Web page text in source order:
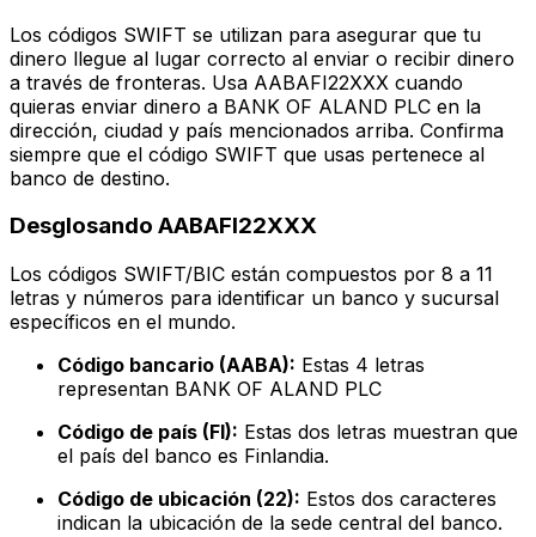
Los códigos SWIFT se utilizan para asegurar que tu
dinero llegue al lugar correcto al enviar o recibir dinero
a través de fronteras. Usa AABAFI22XXX cuando
quieras enviar dinero a BANK OF ALAND PLC en la
dirección, ciudad y país mencionados arriba. Confirma
siempre que el código SWIFT que usas pertenece al
banco de destino.
Desglosando AABAFI22XXX
Los códigos SWIFT/BIC están compuestos por 8 a 11
letras y números para identificar un banco y sucursal
específicos en el mundo.
Código bancario (AABA): Estas 4 letras
representan BANK OF ALAND PLC
Código de país (FI): Estas dos letras muestran que
el país del banco es Finlandia.
Código de ubicación (22): Estos dos caracteres
indican la ubicación de la sede central del banco.